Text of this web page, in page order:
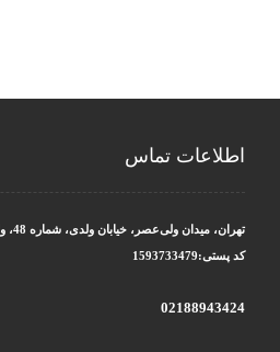
اطلاعات تماس
تهران، میدان ولی‌عصر، خیابان ولدی، شماره 48، واحد 24
کد پستی:1593733479
02188943424